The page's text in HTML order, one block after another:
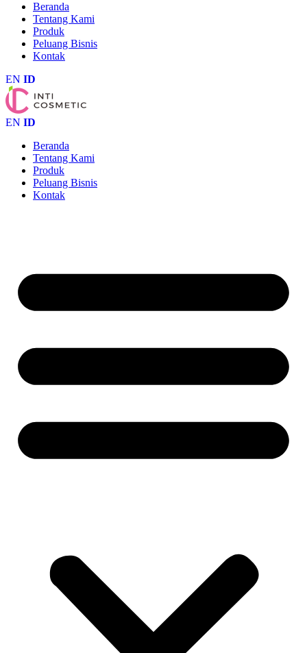
Beranda
Tentang Kami
Produk
Peluang Bisnis
Kontak
EN ID
EN ID
Beranda
Tentang Kami
Produk
Peluang Bisnis
Kontak